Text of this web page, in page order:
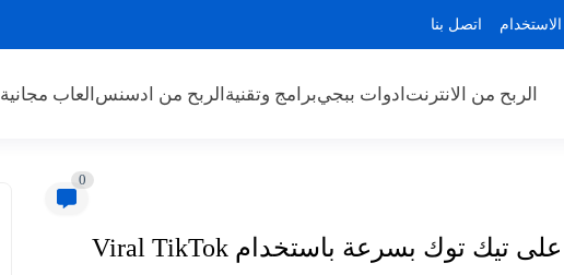
الاستخدام اتصل بنا
الربح من الانترنت ادوات ببجيبرامج وتقنية الربح من ادسنس العاب مجانية
0
طريقة زيادة مشاهداتك على تيك توك بسرعة باستخدام Viral TikTok